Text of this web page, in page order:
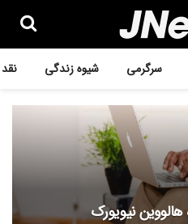
سرگرمی شیوه زندگی